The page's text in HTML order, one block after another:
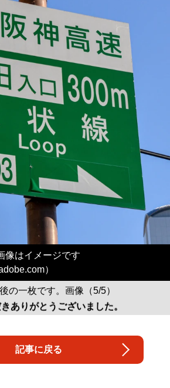
はイメージです
）
の一枚です。画像（5/5）
ありがとうございました。
記事に戻る